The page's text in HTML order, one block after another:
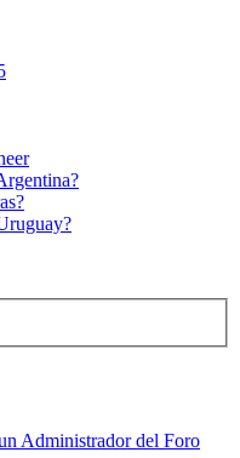
Administrador del Foro